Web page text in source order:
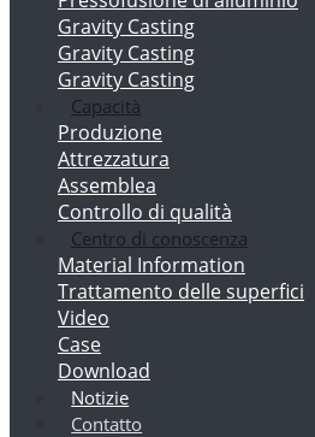
Gravity Casting
Gravity Casting
Gravity Casting
Capacità
Produzione
Attrezzatura
Assemblea
Controllo di qualità
Centro di conoscenza
Material Information
Trattamento delle superfici
Video
Case
Download
Notizie
Contatto